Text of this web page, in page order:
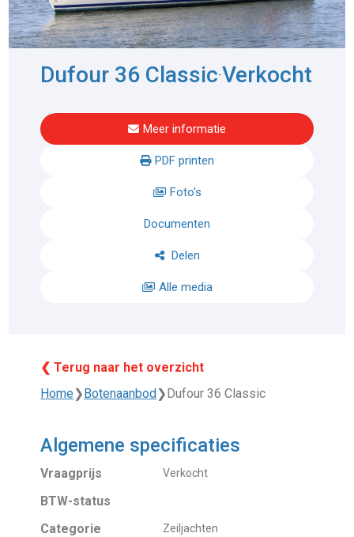
Dufour 36 Classic-Verkocht
Meer informatie
PDF printen
Foto's
Documenten
Delen
Alle media
❮ Terug naar het overzicht
Home❯Botenaanbod❯Dufour 36 Classic
Algemene specificaties
Vraagprijs Verkocht
BTW-status
Categorie
Zeiljachten